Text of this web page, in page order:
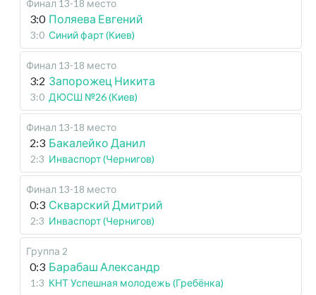
Финал 13-18 место
3:0 Поляева Евгений
3:0 Синий фарт (Киев)
Финал 13-18 место
3:2 Запорожец Никита
3:0 ДЮСШ №26 (Киев)
Финал 13-18 место
2:3 Бакалейко Данил
2:3 Инваспорт (Чернигов)
Финал 13-18 место
0:3 Скварский Дмитрий
2:3 Инваспорт (Чернигов)
Группа 2
0:3 Барабаш Александр
1:3 КНТ Успешная молодежь (Гребёнка)